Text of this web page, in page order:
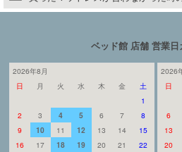
ベッド館 店舗 営業
2026年8月
日
月 火 水 木 金
土
1
2
3 4 5 6 7
8
9
10 11 12 13 14
15
16
17 18 19 20 21
22
2026
日
6
13
20